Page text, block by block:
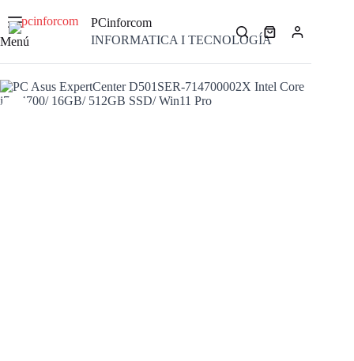
contenido
Menú
PCinforcom
INFORMATICA I TECNOLOGÍACarro
compra